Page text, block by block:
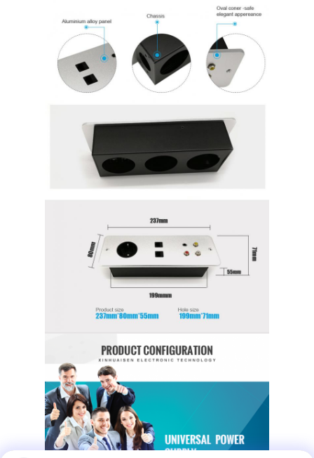
Ascenseur de moniteur LCD
Moniteur à défilement
Une prise de bureau pop-up
Socket d'extension en retrait
Sockets de prise de tour
Socket de sortie hydraulique
Socket coulissant
prise de courant de bureau
Tape électrique montée sur la table
Sortie de bureau en retrait